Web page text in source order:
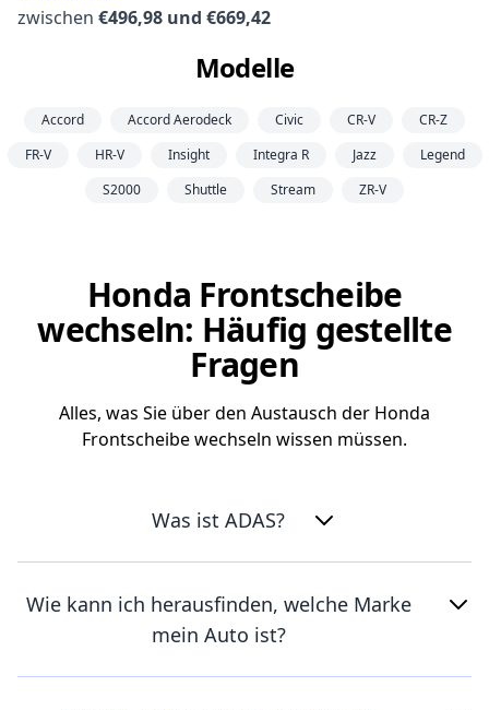
zwischen €496,98 und €669,42
Modelle
Accord Accord Aerodeck Civic CR-V
CR-Z
FR-V
HR-V Insight Integra R Jazz
Legend
S2000
Shuttle Stream ZR-V
Honda Frontscheibe
wechseln: Häufig gestellte
Fragen
Alles, was Sie über den Austausch der Honda
Frontscheibe wechseln wissen müssen.
Was ist ADAS?
Wie kann ich herausfinden, welche Marke
mein Auto ist?